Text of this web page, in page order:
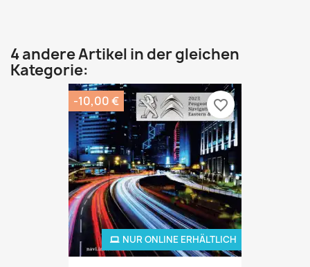
4 andere Artikel in der gleichen
Kategorie:
NUR ONLINE ERHÄLTLICH
-10,00 € favorite_border